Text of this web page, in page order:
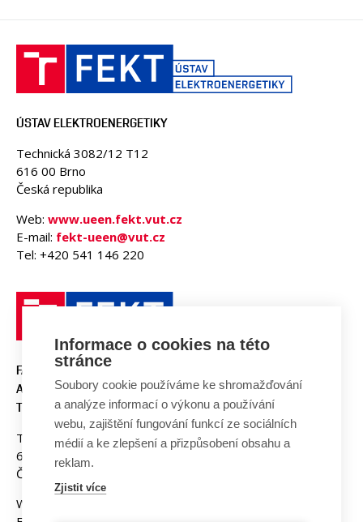
ÚSTAV ELEKTROENERGETIKY
Technická 3082/12 T12
616 00 Brno
Česká republika
Web: www.ueen.fekt.vut.cz
E-mail: fekt-ueen@vut.cz
Tel: +420 541 146 220
FAKULTA ELEKTROTECHNIKY
A KOMUNIKAČNÍCH
TECHNOLOGIÍ, VUT V BRNĚ
Technická 3058/10
616 00 Brno
Česká republika
Web:
Informace o cookies na této
stránce
Soubory cookie používáme ke shromažďování
a analýze informací o výkonu a používání
webu, zajištění fungování funkcí ze sociálních
médií a ke zlepšení a přizpůsobení obsahu a
reklam.
Zjistit více